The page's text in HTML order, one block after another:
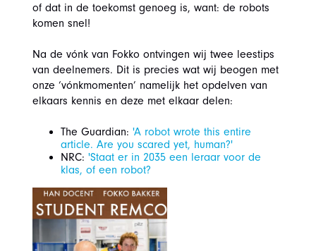
of dat in de toekomst genoeg is, want: de robots
komen snel!
Na de vónk van Fokko ontvingen wij twee leestips
van deelnemers. Dit is precies wat wij beogen met
onze ‘vónkmomenten’ namelijk het opdelven van
elkaars kennis en deze met elkaar delen:
The Guardian: 'A robot wrote this entire
article. Are you scared yet, human?'
NRC: 'Staat er in 2035 een leraar voor de
klas, of een robot?